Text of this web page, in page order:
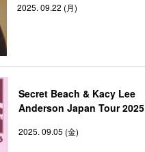
2025. 09.22 (月)
Secret Beach & Kacy Lee
Anderson Japan Tour 2025
2025. 09.05 (金)